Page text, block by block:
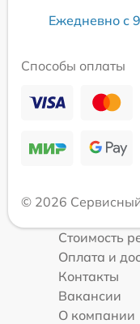
Ежедневно с
Способы оплаты
© 2026
Стоимость
Оплата и
Контакты
Вакансии
О компании